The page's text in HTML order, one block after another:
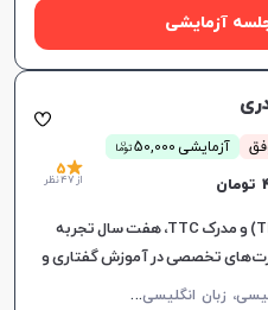
آزمایشی
آزمایشی 50,000 توما
ن
5
از 47 نظر
لیسانس آموزش زبان انگلیسی (TEFL) و مدرک TTC، هفت سال تجربه
تخصصی در آموزش گفتاری و
م
کالمه زبان انگلیسی، زبان انگلیسی عمومی، گرامر زبان انگلیسی، زبان انگلیسی آمریکایی، زبان انگلیسی هفتم دبیرستان، زبان انگلیسی هشتم دبیرستان، زبان انگلیسی نهم دبیرستان، زبان انگلیسی دهم دبیرستان، زبان انگلیسی یازدهم دبیرستان، زبان انگلیسی دوازدهم دبیرستان